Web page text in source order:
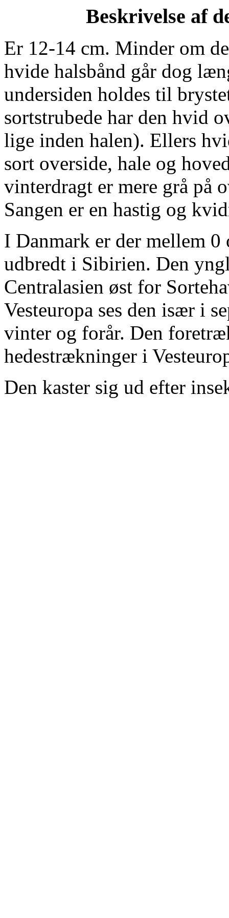
Beskrivelse af
Er 12-14 cm. Minder om
hvide halsbånd går dog
undersiden holdes til
sortstrubede har den hvid
lige inden halen). Ellers
sort overside, hale og
vinterdragt er mere grå på
Sangen er en hastig og
I Danmark er der mellem
udbredt i Sibirien. Den
Centralasien øst for
Vesteuropa ses den især i
vinter og forår. Den
hedestrækninger i
Den kaster sig ud efter